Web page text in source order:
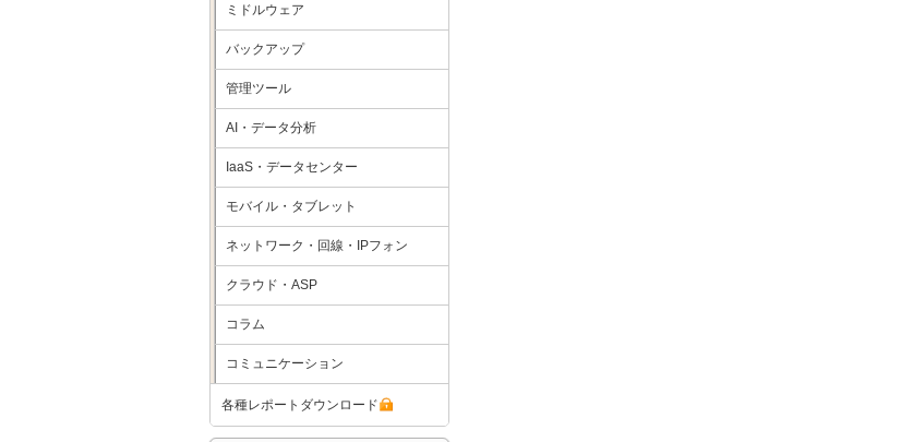
ミドルウェア
バックアップ
管理ツール
AI・データ分析
IaaS・データセンター
モバイル・タブレット
ネットワーク・回線・IPフォン
クラウド・ASP
コラム
コミュニケーション
各種レポートダウンロード